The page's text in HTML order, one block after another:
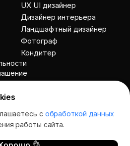
UX UI дизайнер
Дизайнер интерьера
Ландшафтный дизайнер
Фотограф
Кондитер
с обработкой данных
работы сайта.